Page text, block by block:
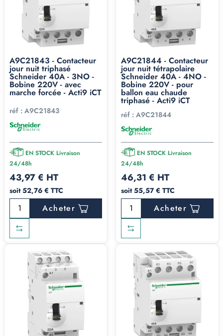
A9C21843 - Contacteur
jour nuit triphasé
Schneider 40A - 3NO -
Bobine 220V - avec
marche forcée - Acti9 iCT
réf : A9C21843
EN STOCK Livraison
24/48h
43,97 € HT
soit 52,76 € TTC
Acheter
A9C21844 - Contacteur
jour nuit tétrapolaire
Schneider 40A - 4NO -
Bobine 220V - pour
ballon eau chaude
triphasé - Acti9 iCT
réf : A9C21844
EN STOCK Livraison
24/48h
46,31 € HT
soit 55,57 € TTC
Acheter